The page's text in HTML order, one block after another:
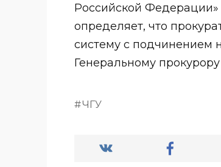
Российской Федерации»
определяет, что
систему с подчинением
Генеральному
ЧГУ